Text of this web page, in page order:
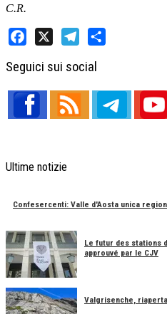
C.R.
Seguici sui social
Ultime notizie
Confesercenti: Valle d'Aosta unica
Le futur des stations
approuvé par le CJV
Valgrisenche,